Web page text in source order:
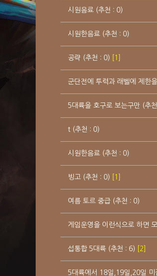
시원음료 (추천 : 0)
시원한음료 (추천 : 0)
공략 (추천 : 0) [1]
군단전에 투력과 래벨에 제한
5대륙을 호구로 보는구만 (추
t (추천 : 0)
시원한음료 (추천 : 0)
빙고 (추천 : 0) [1]
여름 토르 중급 (추천 : 0)
게임운영을 이런식으로 하면
섭통합 5대륙 (추천 : 6) [2]
5대륙에서 18일,19일,20일